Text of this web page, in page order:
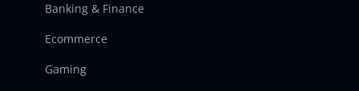
Banking & Finance
Ecommerce
Gaming